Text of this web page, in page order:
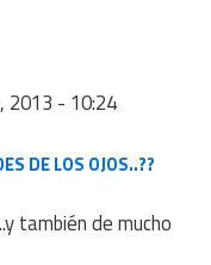
2013 - 10:24
DE LOS OJOS..??
también de mucho